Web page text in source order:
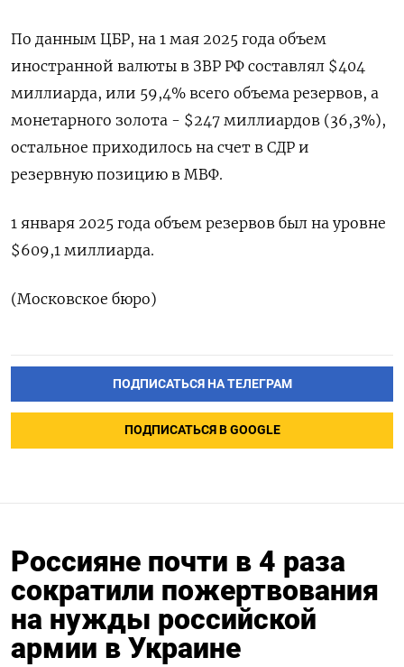
По данным ЦБР, на 1 мая 2025 года объем
иностранной валюты в ЗВР РФ составлял $404
миллиарда, или 59,4% всего объема резервов, а
монетарного золота - $247 миллиардов (36,3%),
остальное приходилось на счет в СДР и
резервную позицию в МВФ.
1 января 2025 года объем резервов был на уровне
$609,1 миллиарда.
(Московское бюро)
ПОДПИСАТЬСЯ НА ТЕЛЕГРАМ
ПОДПИСАТЬСЯ В GOOGLE
Россияне почти в 4 раза
сократили пожертвования
на нужды российской
армии в Украине